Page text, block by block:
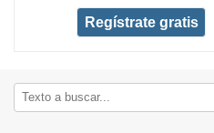
Regístrate gratis